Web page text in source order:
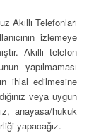
Akıllı Telefonları
izlemeye
Akıllı telefon
yapılmaması
ihlal edilmesine
veya uygun
anayasa/hukuk
yapacağız.